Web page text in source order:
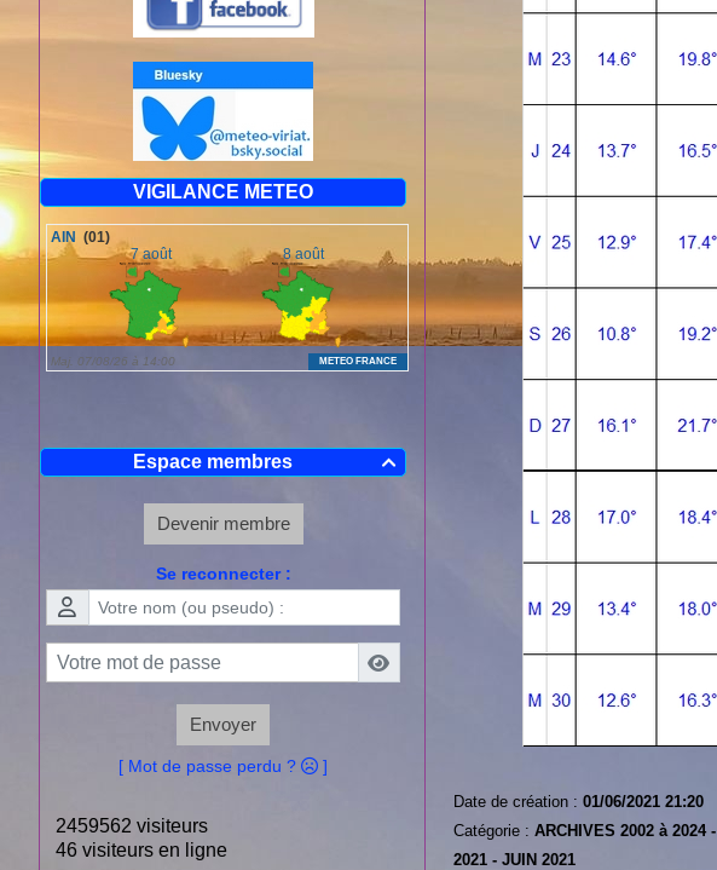
VIGILANCE METEO

Espace membres
Devenir membre
Se reconnecter :
Envoyer
[ Mot de passe perdu ? ]
2459562 visiteurs
46 visiteurs en ligne
Date de création : 01/06/2021 21:20
Catégorie : ARCHIVES 2002 à 2024 -
2021 - JUIN 2021